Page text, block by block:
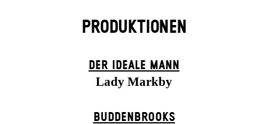
PRODUKTIONEN
DER IDEALE MANN
Lady Markby
BUDDENBROOKS